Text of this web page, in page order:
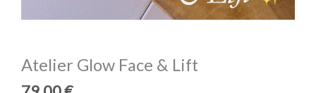
Atelier Glow Face & Lift